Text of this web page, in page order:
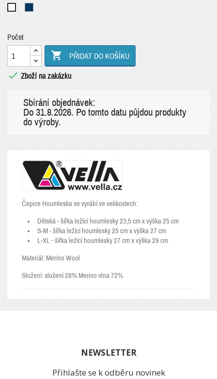
Bílá
Námořnická
modrá
Počet
 PŘIDAT DO KOŠÍKU
Zboží na zakázku
Sbírání objednávek:
Do 31.8.2026. Po tomto datu půjdou produkty
do výroby.
Čepice Houmleska se vyrábí ve velikostech:
Dětská - šířka ležící houmlesky 23,5 cm x výška 25 cm
S-M - šířka ležící houmlesky 25 cm x výška 27 cm
L-XL - šířka ležící houmlesky 27 cm x výška 29 cm
Materiál: Merino Wool
Složení: složení 28% Merino vlna 72%
NEWSLETTER
Přihlašte se k odběru novinek